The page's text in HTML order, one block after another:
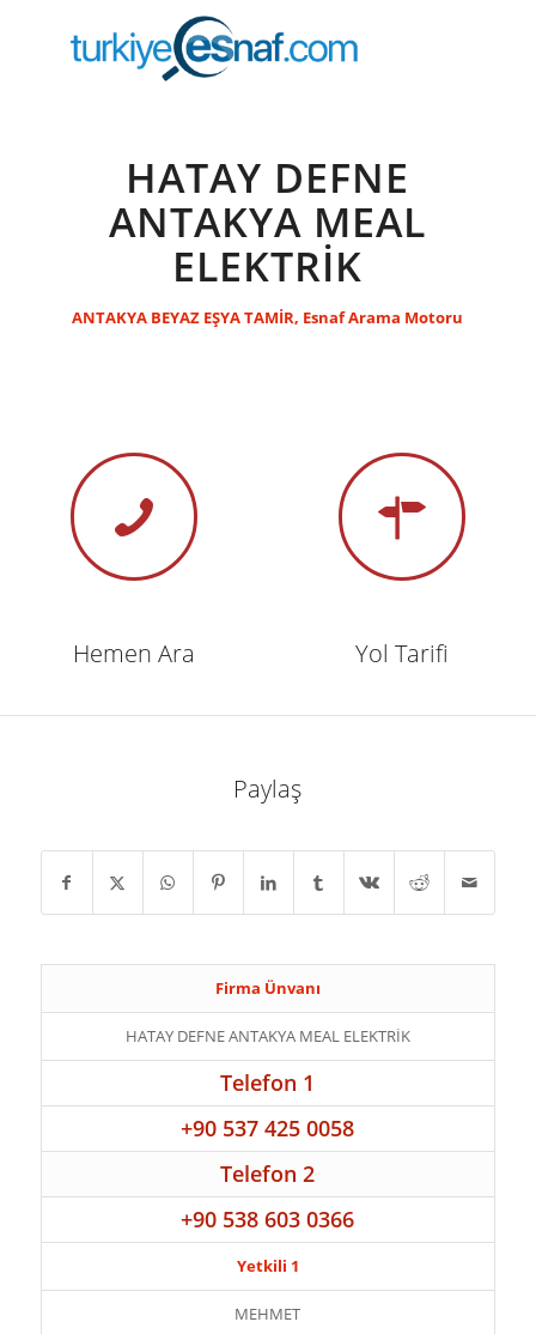
HATAY DEFNE
ANTAKYA MEAL
ELEKTRİK
ANTAKYA BEYAZ EŞYA TAMİR, Esnaf Arama Motoru
Hemen Ara Yol Tarifi
Paylaş
Firma Ünvanı
HATAY DEFNE ANTAKYA MEAL ELEKTRİK
Telefon 1
+90 537 425 0058
Telefon 2
+90 538 603 0366
Yetkili 1
MEHMET